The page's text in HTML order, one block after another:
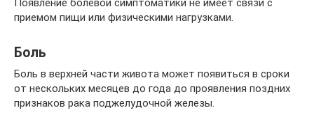
Появление болевой симптоматики не имеет связи с
приемом пищи или физическими нагрузками.
Боль
Боль в верхней части живота может появиться в сроки
от нескольких месяцев до года до проявления поздних
признаков рака поджелудочной железы.